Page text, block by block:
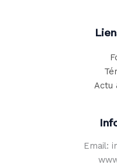
Actu
Email: